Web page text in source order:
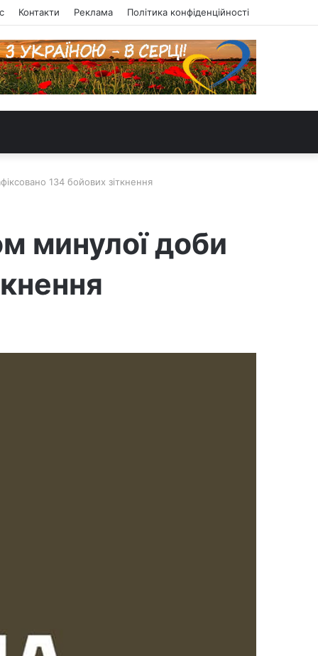
Контакти Реклама Політика конфіденційності
134 бойових зіткнення
минулої доби